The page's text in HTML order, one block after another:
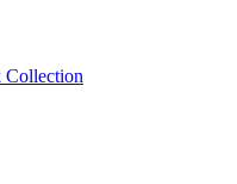
Collection